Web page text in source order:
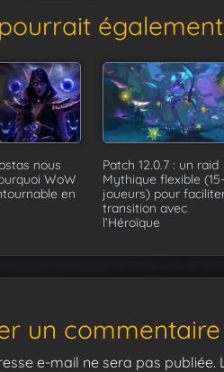
nous
WoW
en
Patch 12.0.7 : un raid
Mythique flexible
joueurs) pour
transition avec
l’Héroïque
un commentaire
e-mail ne sera pas publiée.